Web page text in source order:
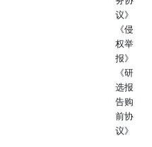
议》
《侵
权举
报》
《研
选报
告购
前协
议》